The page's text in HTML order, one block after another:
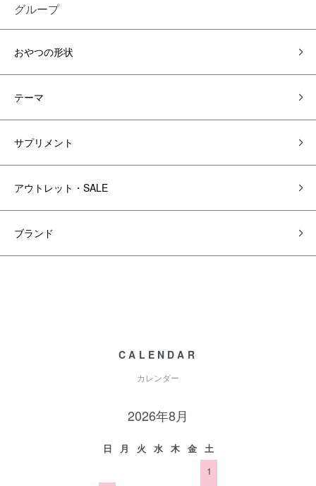
グループ
おやつの形状
テーマ
サプリメント
アウトレット・SALE
ブランド
CALENDAR
カレンダー
2026年8月
日 月 火 水 木 金
土
1